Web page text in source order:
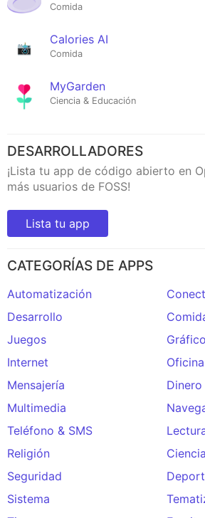
Comida
Calories AI
Comida
MyGarden
Ciencia & Educación
DESARROLLADORES
¡Lista tu app de código abierto en
más usuarios de FOSS!
Lista tu app
CATEGORÍAS DE APPS
Automatización
Desarrollo
Juegos
Internet
Oficina
Mensajería
Dinero
Multimedia
Teléfono & SMS
Religión
Seguridad
Sistema